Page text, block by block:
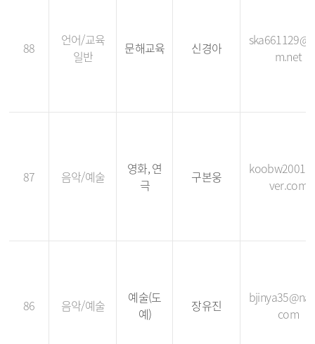
88
언어/교육
일반
문해교육 신경아
m.net
87 음악/예술
영화, 연
극
구본웅
ver.com
86 음악/예술
예술(도
예)
장유진
com